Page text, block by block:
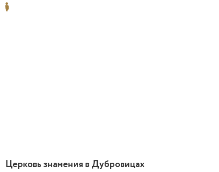
Церковь знамения в Дубровицах